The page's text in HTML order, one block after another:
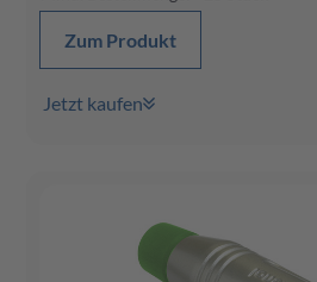
Zum Produkt
Jetzt kaufen